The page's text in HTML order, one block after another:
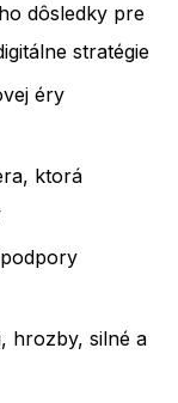
dôsledky pre
stratégie
éry
ktorá
hrozby, silné a